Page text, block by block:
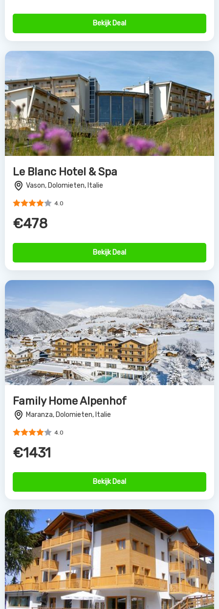
Bekijk Deal
Le Blanc Hotel & Spa
Vason, Dolomieten, Italie
4.0
€478
Bekijk Deal
Family Home Alpenhof
Maranza, Dolomieten, Italie
4.0
€1431
Bekijk Deal